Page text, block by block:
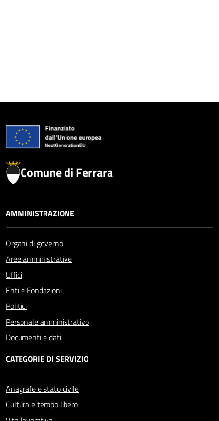
Comune di Ferrara
AMMINISTRAZIONE
Organi di governo
Aree amministrative
Uffici
Enti e Fondazioni
Politici
Personale amministrativo
Documenti e dati
CATEGORIE DI SERVIZIO
Anagrafe e stato civile
Cultura e tempo libero